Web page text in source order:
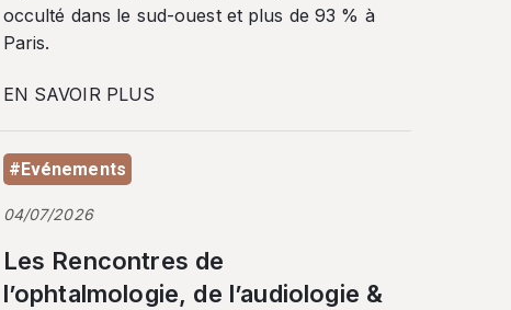
occulté dans le sud-ouest et plus de 93 % à
Paris.
EN SAVOIR PLUS
#Evénements
04/07/2026
Les Rencontres de
l’ophtalmologie, de l’audiologie &